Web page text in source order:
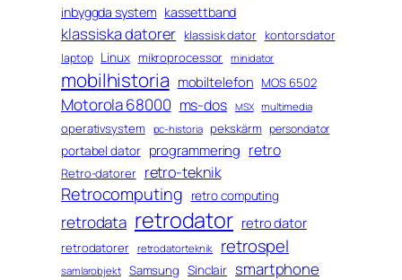
inbyggda system kassettband
klassiska datorer klassisk dator kontorsdator
laptop Linux mikroprocessor minidator
mobilhistoria mobiltelefon MOS 6502
Motorola 68000 ms-dos MSX multimedia
operativsystem pc-historia pekskärm persondator
portabel dator programmering retro
Retro-datorer retro-teknik
Retrocomputing retro computing
retrodata retrodator retro dator
retrodatorer retrodatorteknik retrospel
samlarobjekt Samsung Sinclair smartphone